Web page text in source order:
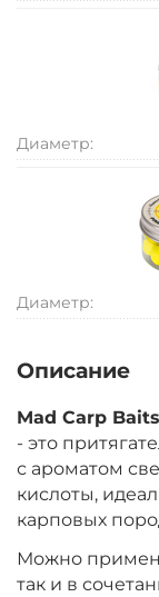
Диаметр:
Диаметр:
Описание
Mad Carp
- это
с ароматом
кислоты,
карповых
Можно
так и в